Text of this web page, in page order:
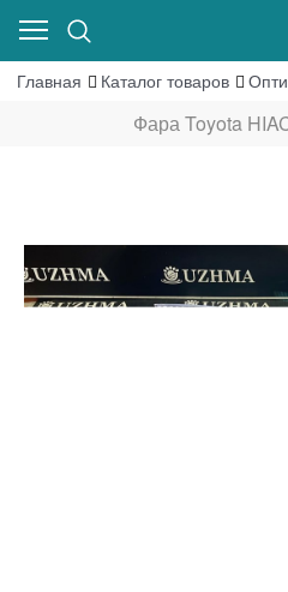
Главная Каталог товаров
Фара Toyota